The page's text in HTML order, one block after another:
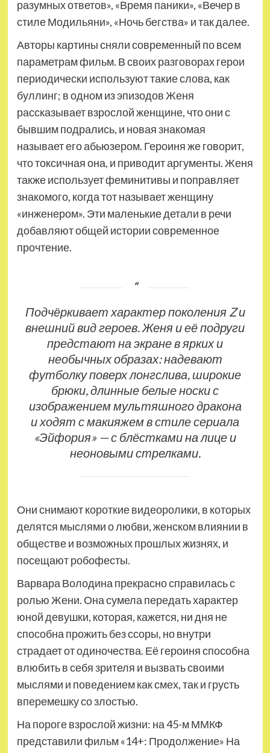
разумных ответов», «Время паники», «Вечер в
стиле Модильяни», «Ночь бегства» и так далее.
Авторы картины сняли современный по всем
параметрам фильм. В своих разговорах герои
периодически используют такие слова, как
буллинг; в одном из эпизодов Женя
рассказывает взрослой женщине, что они с
бывшим подрались, и новая знакомая
называет его абьюзером. Героиня же говорит,
что токсичная она, и приводит аргументы. Женя
также использует феминитивы и поправляет
знакомого, когда тот называет женщину
«инженером». Эти маленькие детали в речи
добавляют общей истории современное
прочтение.
Подчёркивает характер поколения Z и
внешний вид героев. Женя и её подруги
предстают на экране в ярких и
необычных образах: надевают
футболку поверх лонгслива, широкие
брюки, длинные белые носки с
изображением мультяшного дракона
и ходят с макияжем в стиле сериала
«Эйфория» — с блёстками на лице и
неоновыми стрелками.
Они снимают короткие видеоролики, в которых
делятся мыслями о любви, женском влиянии в
обществе и возможных прошлых жизнях, и
посещают робофесты.
Варвара Володина прекрасно справилась с
ролью Жени. Она сумела передать характер
юной девушки, которая, кажется, ни дня не
способна прожить без ссоры, но внутри
страдает от одиночества. Её героиня способна
влюбить в себя зрителя и вызвать своими
мыслями и поведением как смех, так и грусть
вперемешку со злостью.
На пороге взрослой жизни: на 45-м ММКФ
представили фильм «14+: Продолжение» На